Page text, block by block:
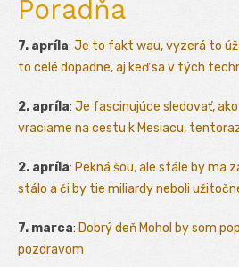
Poradňa
7. apríla: Je to fakt wau, vyzerá to
to celé dopadne, aj keď sa v tých
2. apríla: Je fascinujúce sledovať, ako
vraciame na cestu k Mesiacu,
2. apríla: Pekná šou, ale stále by ma
stálo a či by tie miliardy neboli
7. marca: Dobrý deň Mohol by som
pozdravom